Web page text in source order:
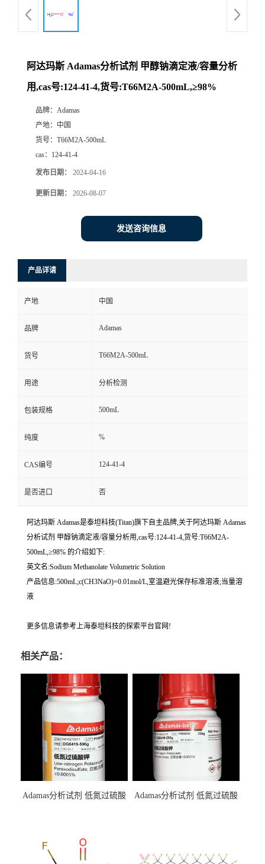
阿达玛斯 Adamas分析试剂 甲醇钠滴定液/容量分析
用,cas号:124-41-4,货号:T66M2A-500mL,≥98%
品牌： Adamas
产地： 中国
货号： T66M2A-500mL
cas： 124-41-4
发布日期： 2024-04-16
更新日期： 2026-08-07
发送咨询信息
产品详请
产地 中国
品牌 Adamas
货号 T66M2A-500mL
用途 分析检测
包装规格 500mL
纯度 %
CAS编号 124-41-4
是否进口 否
阿达玛斯 Adamas是泰坦科技(Titan)旗下自主品牌,关于阿达玛斯 Adamas
分析试剂 甲醇钠滴定液/容量分析用,cas号:124-41-4,货号:T66M2A-
500mL,≥98% 的介绍如下:
英文名:Sodium Methanolate Volumetric Solution
产品信息:500mL;c(CH3NaO)=0.01mol/L,室温避光保存标准溶液;当量溶
液
更多信息请参考上海泰坦科技的探索平台官网!
相关产品：
Adamas分析试剂 低氮过硫酸
（泰坦现货供应）
Adamas分析试剂 低氮过硫酸